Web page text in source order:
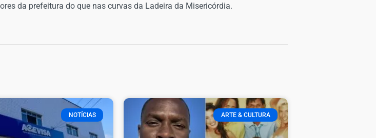
da prefeitura do que nas curvas da Ladeira da Misericórdia.
NOTÍCIAS ARTE & CULTURA